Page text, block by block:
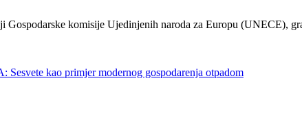
komisije Ujedinjenih naroda za Europu (UNECE),
kao primjer modernog gospodarenja otpadom